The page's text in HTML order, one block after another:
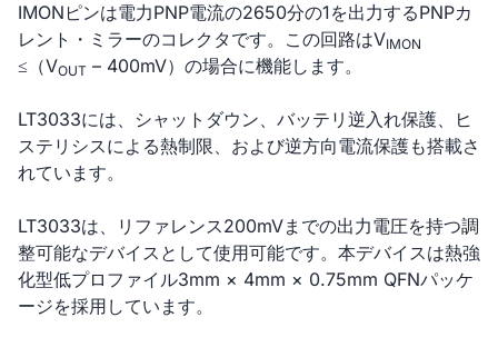
IMONピンは電力PNP電流の2650分の1を出力するPNPカ
レント・ミラーのコレクタです。この回路はVIMON
≤（VOUT – 400mV）の場合に機能します。
LT3033には、シャットダウン、バッテリ逆入れ保護、ヒ
ステリシスによる熱制限、および逆方向電流保護も搭載さ
れています。
LT3033は、リファレンス200mVまでの出力電圧を持つ調
整可能なデバイスとして使用可能です。本デバイスは熱強
化型低プロファイル3mm × 4mm × 0.75mm QFNパッケ
ージを採用しています。